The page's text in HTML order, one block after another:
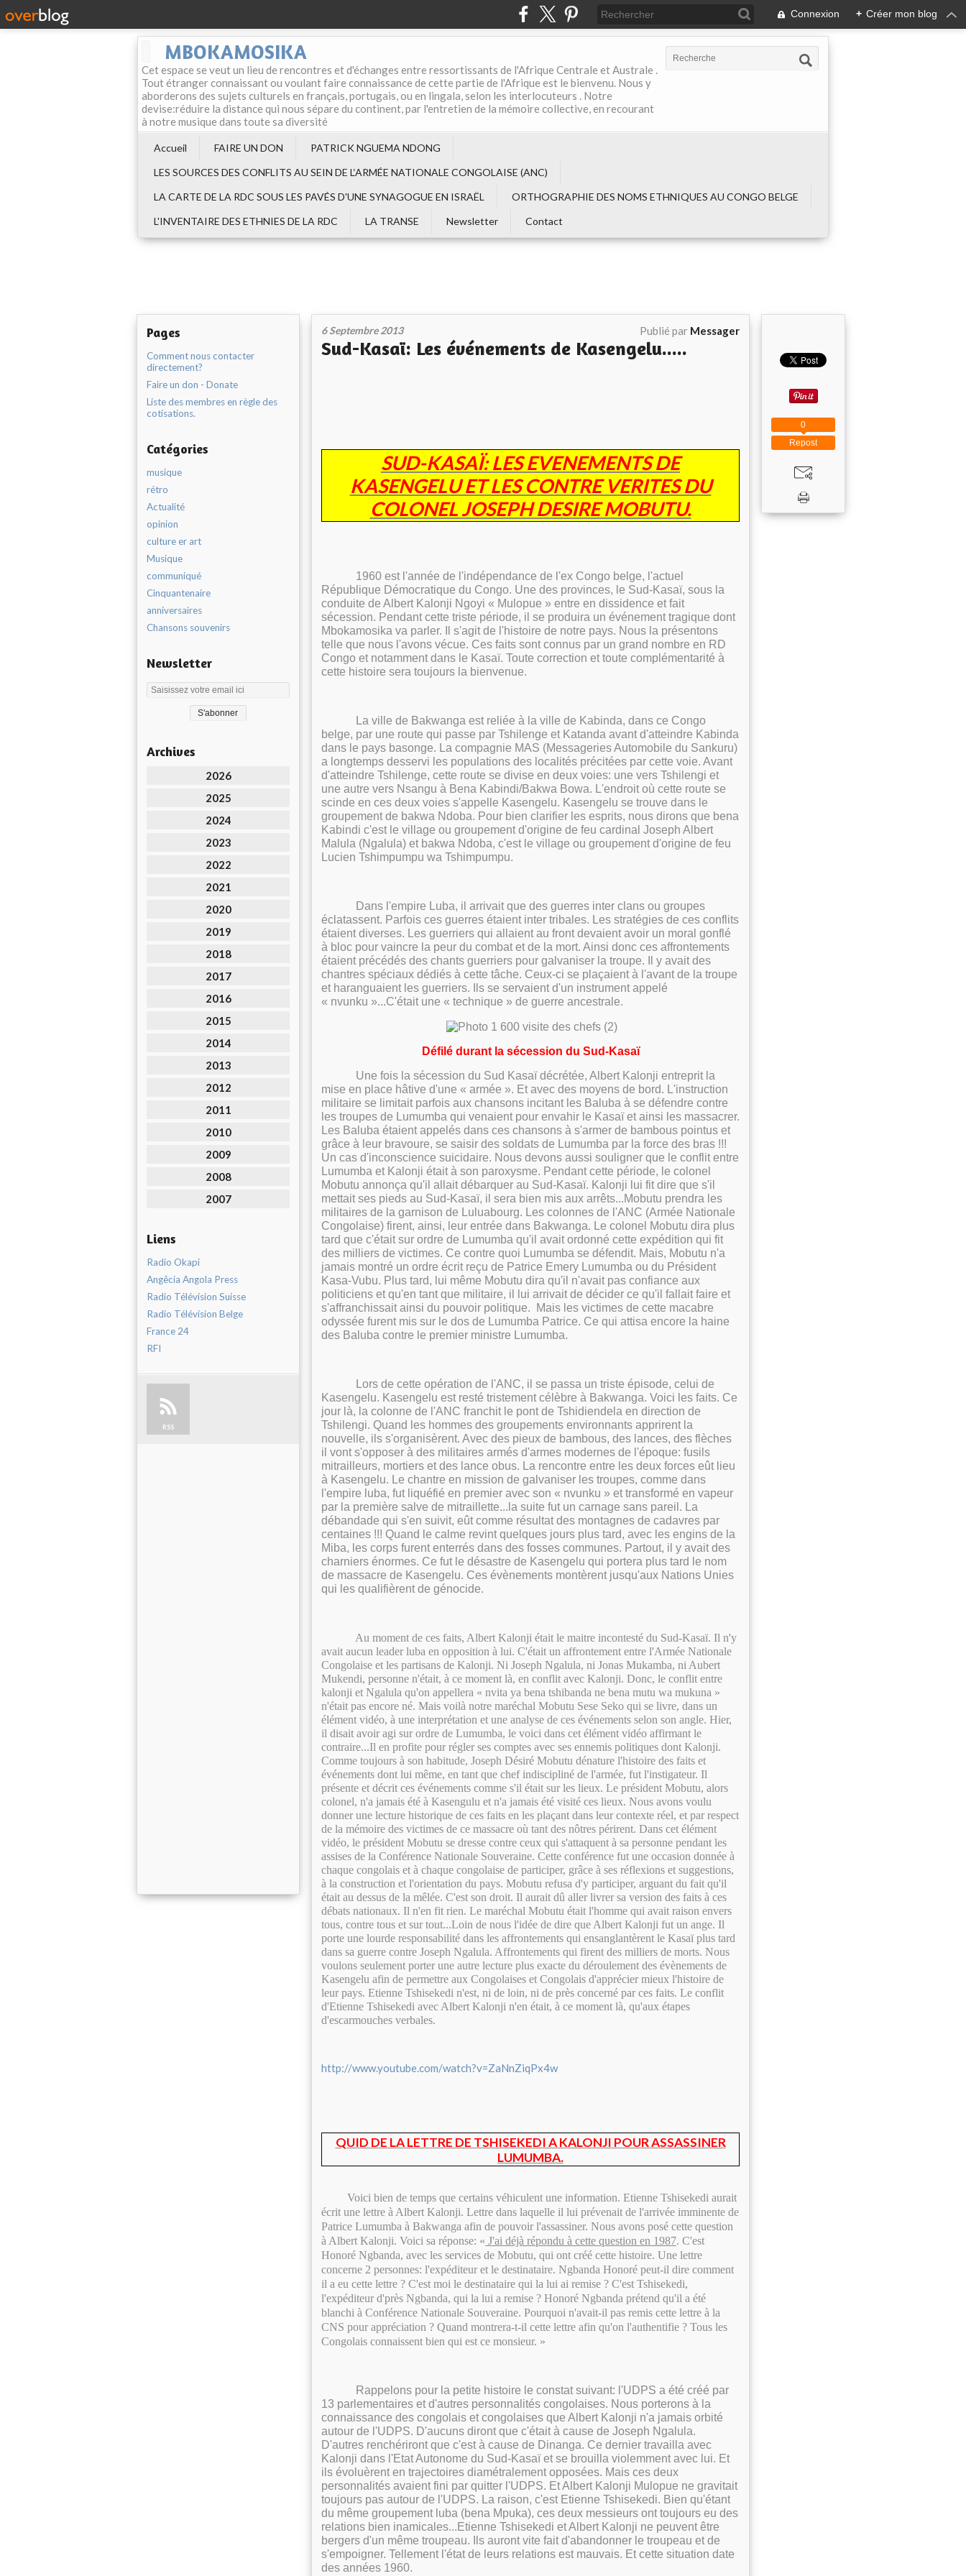
Connexion + Créer mon blog
MBOKAMOSIKA
Cet espace se veut un lieu de rencontres et d'échanges entre ressortissants de l'Afrique Centrale et Australe .
Tout étranger connaissant ou voulant faire connaissance de cette partie de l'Afrique est le bienvenu. Nous y
aborderons des sujets culturels en français, portugais, ou en lingala, selon les interlocuteurs . Notre
devise:réduire la distance qui nous sépare du continent, par l'entretien de la mémoire collective, en recourant
à notre musique dans toute sa diversité
Accueil FAIRE UN DON
PATRICK NGUEMA NDONG
LES SOURCES DES CONFLITS AU SEIN DE L‘ARMÉE NATIONALE CONGOLAISE (ANC)
LA CARTE DE LA RDC SOUS LES PAVÉS D'UNE SYNAGOGUE EN ISRAËL
ORTHOGRAPHIE DES NOMS ETHNIQUES AU CONGO BELGE
L'INVENTAIRE DES ETHNIES DE LA RDC
LA TRANSE Newsletter Contact
Pages
Comment nous contacter
directement?
Faire un don - Donate
Liste des membres en règle des
cotisations.
Catégories
musique
rétro
Actualité
opinion
culture er art
Musique
communiqué
Cinquantenaire
anniversaires
Chansons souvenirs
Newsletter
Archives
2026
2025
2024
2023
2022
2021
2020
2019
2018
2017
2016
2015
2014
2013
2012
2011
2010
2009
2008
2007
Liens
Radio Okapi
Angêcia Angola Press
Radio Télévision Suisse
Radio Télévision Belge
France 24
RFI
RSS
6 Septembre 2013 Publié par Messager
Sud-Kasaï: Les événements de Kasengelu.....
SUD-KASAÏ: LES EVENEMENTS DE
KASENGELU ET LES CONTRE VERITES DU
COLONEL JOSEPH DESIRE MOBUTU.
1960 est l'année de l'indépendance de l'ex Congo belge, l'actuel
République Démocratique du Congo. Une des provinces, le Sud-Kasaï, sous la
conduite de Albert Kalonji Ngoyi « Mulopue » entre en dissidence et fait
sécession. Pendant cette triste période, il se produira un événement tragique dont
Mbokamosika va parler. Il s'agit de l'histoire de notre pays. Nous la présentons
telle que nous l'avons vécue. Ces faits sont connus par un grand nombre en RD
Congo et notamment dans le Kasaï. Toute correction et toute complémentarité à
cette histoire sera toujours la bienvenue.
La ville de Bakwanga est reliée à la ville de Kabinda, dans ce Congo
belge, par une route qui passe par Tshilenge et Katanda avant d'atteindre Kabinda
dans le pays basonge. La compagnie MAS (Messageries Automobile du Sankuru)
a longtemps desservi les populations des localités précitées par cette voie. Avant
d'atteindre Tshilenge, cette route se divise en deux voies: une vers Tshilengi et
une autre vers Nsangu à Bena Kabindi/Bakwa Bowa. L'endroit où cette route se
scinde en ces deux voies s'appelle Kasengelu. Kasengelu se trouve dans le
groupement de bakwa Ndoba. Pour bien clarifier les esprits, nous dirons que bena
Kabindi c'est le village ou groupement d'origine de feu cardinal Joseph Albert
Malula (Ngalula) et bakwa Ndoba, c'est le village ou groupement d'origine de feu
Lucien Tshimpumpu wa Tshimpumpu.
Dans l'empire Luba, il arrivait que des guerres inter clans ou groupes
éclatassent. Parfois ces guerres étaient inter tribales. Les stratégies de ces conflits
étaient diverses. Les guerriers qui allaient au front devaient avoir un moral gonflé
à bloc pour vaincre la peur du combat et de la mort. Ainsi donc ces affrontements
étaient précédés des chants guerriers pour galvaniser la troupe. Il y avait des
chantres spéciaux dédiés à cette tâche. Ceux-ci se plaçaient à l'avant de la troupe
et haranguaient les guerriers. Ils se servaient d'un instrument appelé
« nvunku »...C'était une « technique » de guerre ancestrale.
Défilé durant la sécession du Sud-Kasaï
Une fois la sécession du Sud Kasaï décrétée, Albert Kalonji entreprit la
mise en place hâtive d'une « armée ». Et avec des moyens de bord. L'instruction
militaire se limitait parfois aux chansons incitant les Baluba à se défendre contre
les troupes de Lumumba qui venaient pour envahir le Kasaï et ainsi les massacrer.
Les Baluba étaient appelés dans ces chansons à s'armer de bambous pointus et
grâce à leur bravoure, se saisir des soldats de Lumumba par la force des bras !!!
Un cas d'inconscience suicidaire. Nous devons aussi souligner que le conflit entre
Lumumba et Kalonji était à son paroxysme. Pendant cette période, le colonel
Mobutu annonça qu'il allait débarquer au Sud-Kasaï. Kalonji lui fit dire que s'il
mettait ses pieds au Sud-Kasaï, il sera bien mis aux arrêts...Mobutu prendra les
militaires de la garnison de Luluabourg. Les colonnes de l'ANC (Armée Nationale
Congolaise) firent, ainsi, leur entrée dans Bakwanga. Le colonel Mobutu dira plus
tard que c'était sur ordre de Lumumba qu'il avait ordonné cette expédition qui fit
des milliers de victimes. Ce contre quoi Lumumba se défendit. Mais, Mobutu n'a
jamais montré un ordre écrit reçu de Patrice Emery Lumumba ou du Président
Kasa-Vubu. Plus tard, lui même Mobutu dira qu'il n'avait pas confiance aux
politiciens et qu'en tant que militaire, il lui arrivait de décider ce qu'il fallait faire et
s'affranchissait ainsi du pouvoir politique.
Mais les victimes de cette macabre
odyssée furent mis sur le dos de Lumumba Patrice. Ce qui attisa encore la haine
des Baluba contre le premier ministre Lumumba.
Lors de cette opération de l'ANC, il se passa un triste épisode, celui de
Kasengelu. Kasengelu est resté tristement célèbre à Bakwanga. Voici les faits. Ce
jour là, la colonne de l'ANC franchit le pont de Tshidiendela en direction de
Tshilengi. Quand les hommes des groupements environnants apprirent la
nouvelle, ils s'organisèrent. Avec des pieux de bambous, des lances, des flèches
il vont s'opposer à des militaires armés d'armes modernes de l'époque: fusils
mitrailleurs, mortiers et des lance obus. La rencontre entre les deux forces eût lieu
à Kasengelu. Le chantre en mission de galvaniser les troupes, comme dans
l'empire luba, fut liquéfié en premier avec son « nvunku » et transformé en vapeur
par la première salve de mitraillette...la suite fut un carnage sans pareil. La
débandade qui s'en suivit, eût comme résultat des montagnes de cadavres par
centaines !!! Quand le calme revint quelques jours plus tard, avec les engins de la
Miba, les corps furent enterrés dans des fosses communes. Partout, il y avait des
charniers énormes. Ce fut le désastre de Kasengelu qui portera plus tard le nom
de massacre de Kasengelu. Ces évènements montèrent jusqu'aux Nations Unies
qui les qualifièrent de génocide.
Au moment de ces faits, Albert Kalonji était le maitre incontesté du Sud-Kasaï. Il n'y
avait aucun leader luba en opposition à lui. C'était un affrontement entre l'Armée Nationale
Congolaise et les partisans de Kalonji. Ni Joseph Ngalula, ni Jonas Mukamba, ni Aubert
Mukendi, personne n'était, à ce moment là, en conflit avec Kalonji. Donc, le conflit entre
kalonji et Ngalula qu'on appellera « nvita ya bena tshibanda ne bena mutu wa mukuna »
n'était pas encore né. Mais voilà notre maréchal Mobutu Sese Seko qui se livre, dans un
élément vidéo, à une interprétation et une analyse de ces événements selon son angle. Hier,
il disait avoir agi sur ordre de Lumumba, le voici dans cet élément vidéo affirmant le
contraire...Il en profite pour régler ses comptes avec ses ennemis politiques dont Kalonji.
Comme toujours à son habitude, Joseph Désiré Mobutu dénature l'histoire des faits et
événements dont lui même, en tant que chef indiscipliné de l'armée, fut l'instigateur. Il
présente et décrit ces événements comme s'il était sur les lieux. Le président Mobutu, alors
colonel, n'a jamais été à Kasengulu et n'a jamais été visité ces lieux. Nous avons voulu
donner une lecture historique de ces faits en les plaçant dans leur contexte réel, et par respect
de la mémoire des victimes de ce massacre où tant des nôtres périrent. Dans cet élément
vidéo, le président Mobutu se dresse contre ceux qui s'attaquent à sa personne pendant les
assises de la Conférence Nationale Souveraine. Cette conférence fut une occasion donnée à
chaque congolais et à chaque congolaise de participer, grâce à ses réflexions et suggestions,
à la construction et l'orientation du pays. Mobutu refusa d'y participer, arguant du fait qu'il
était au dessus de la mêlée. C'est son droit. Il aurait dû aller livrer sa version des faits à ces
débats nationaux. Il n'en fit rien. Le maréchal Mobutu était l'homme qui avait raison envers
tous, contre tous et sur tout...Loin de nous l'idée de dire que Albert Kalonji fut un ange. Il
porte une lourde responsabilité dans les affrontements qui ensanglantèrent le Kasaï plus tard
dans sa guerre contre Joseph Ngalula. Affrontements qui firent des milliers de morts. Nous
voulons seulement porter une autre lecture plus exacte du déroulement des évènements de
Kasengelu afin de permettre aux Congolaises et Congolais d'apprécier mieux l'histoire de
leur pays. Etienne Tshisekedi n'est, ni de loin, ni de près concerné par ces faits. Le conflit
d'Etienne Tshisekedi avec Albert Kalonji n'en était, à ce moment là, qu'aux étapes
d'escarmouches verbales.
http://www.youtube.com/watch?v=ZaNnZiqPx4w
QUID DE LA LETTRE DE TSHISEKEDI A KALONJI POUR ASSASSINER
LUMUMBA.
Voici bien de temps que certains véhiculent une information. Etienne Tshisekedi aurait
écrit une lettre à Albert Kalonji. Lettre dans laquelle il lui prévenait de l'arrivée imminente de
Patrice Lumumba à Bakwanga afin de pouvoir l'assassiner. Nous avons posé cette question
à Albert Kalonji. Voici sa réponse: « J'ai déjà répondu à cette question en 1987. C'est
Honoré Ngbanda, avec les services de Mobutu, qui ont créé cette histoire. Une lettre
concerne 2 personnes: l'expéditeur et le destinataire. Ngbanda Honoré peut-il dire comment
il a eu cette lettre ? C'est moi le destinataire qui la lui ai remise ? C'est Tshisekedi,
l'expéditeur d'près Ngbanda, qui la lui a remise ? Honoré Ngbanda prétend qu'il a été
blanchi à Conférence Nationale Souveraine. Pourquoi n'avait-il pas remis cette lettre à la
CNS pour appréciation ? Quand montrera-t-il cette lettre afin qu'on l'authentifie ? Tous les
Congolais connaissent bien qui est ce monsieur. »
Rappelons pour la petite histoire le constat suivant: l'UDPS a été créé par
13 parlementaires et d'autres personnalités congolaises. Nous porterons à la
connaissance des congolais et congolaises que Albert Kalonji n'a jamais orbité
autour de l'UDPS. D'aucuns diront que c'était à cause de Joseph Ngalula.
D'autres renchériront que c'est à cause de Dinanga. Ce dernier travailla avec
Kalonji dans l'Etat Autonome du Sud-Kasaï et se brouilla violemment avec lui. Et
ils évoluèrent en trajectoires diamétralement opposées. Mais ces deux
personnalités avaient fini par quitter l'UDPS. Et Albert Kalonji Mulopue ne gravitait
toujours pas autour de l'UDPS. La raison, c'est Etienne Tshisekedi. Bien qu'étant
du même groupement luba (bena Mpuka), ces deux messieurs ont toujours eu des
relations bien inamicales...Etienne Tshisekedi et Albert Kalonji ne peuvent être
bergers d'un même troupeau. Ils auront vite fait d'abandonner le troupeau et de
s'empoigner. Tellement l'état de leurs relations est mauvais. Et cette situation date
des années 1960.
Repost
0